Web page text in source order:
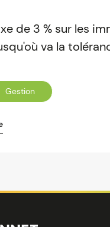
de 3 % sur les
va la
Gestion